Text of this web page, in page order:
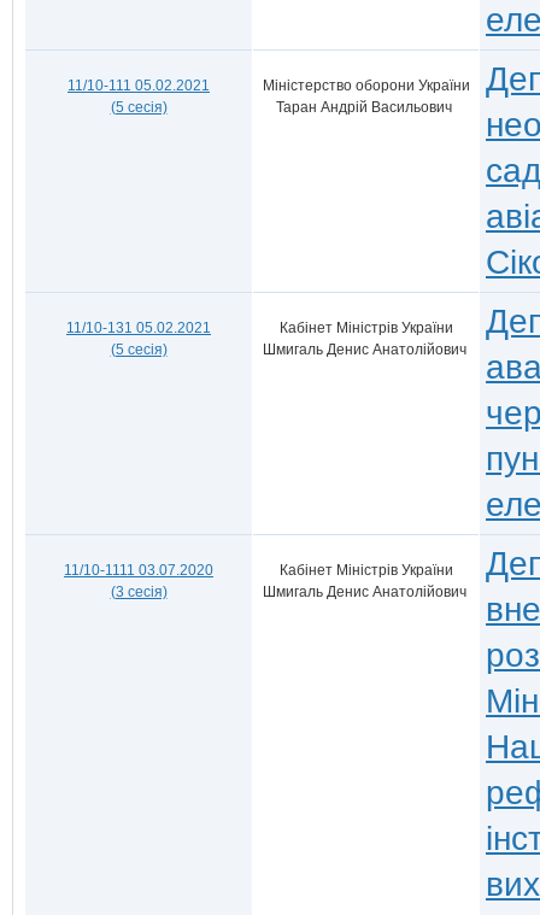
11/10-111 05.02.2021
(5 сесія)
Міністерство оборони України
Таран Андрій Васильович
11/10-131 05.02.2021
(5 сесія)
Кабінет Міністрів України
Шмигаль Денис Анатолійович
11/10-1111 03.07.2020
(3 сесія)
Кабінет Міністрів України
Шмигаль Денис Анатолійович